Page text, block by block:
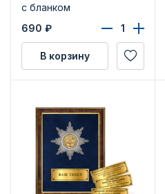
с бланком
удостоверения
690 ₽
В корзину